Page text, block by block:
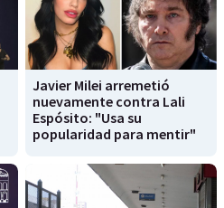
Javier Milei arremetió
nuevamente contra Lali
Espósito: "Usa su
popularidad para mentir"